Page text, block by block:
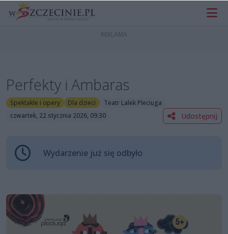
Perfekty i Ambaras
Spektakle i opery Dla dzieci
Teatr Lalek Pleciuga
czwartek, 22 stycznia 2026, 09:30
Udostępnij
Wydarzenie już się odbyło